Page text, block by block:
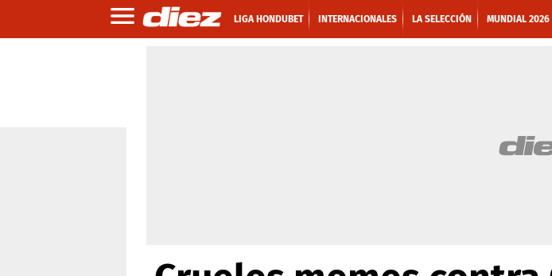
LIGA HONDUBET INTERNACIONALES LA SELECCIÓN MUNDIAL 2026